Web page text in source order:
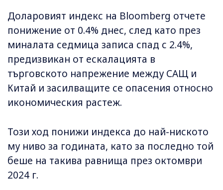
Доларовият индекс на Bloomberg отчете
понижение от 0.4% днес, след като през
миналата седмица записа спад с 2.4%,
предизвикан от ескалацията в
търговското напрежение между САЩ и
Китай и засилващите се опасения относно
икономическия растеж.
Този ход понижи индекса до най-ниското
му ниво за годината, като за последно той
беше на такива равнища през октомври
2024 г.